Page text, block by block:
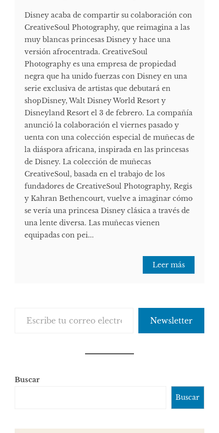
Disney acaba de compartir su colaboración con
CreativeSoul Photography, que reimagina a las
muy blancas princesas Disney y hace una
versión afrocentrada. CreativeSoul
Photography es una empresa de propiedad
negra que ha unido fuerzas con Disney en una
serie exclusiva de artistas que debutará en
shopDisney, Walt Disney World Resort y
Disneyland Resort el 3 de febrero. La compañía
anunció la colaboración el viernes pasado y
uenta con una colección especial de muñecas de
la diáspora africana, inspirada en las princesas
de Disney. La colección de muñecas
CreativeSoul, basada en el trabajo de los
fundadores de CreativeSoul Photography, Regis
y Kahran Bethencourt, vuelve a imaginar cómo
se vería una princesa Disney clásica a través de
una lente diversa. Las muñecas vienen
equipadas con pei...
Leer más
Newsletter
Buscar
Buscar